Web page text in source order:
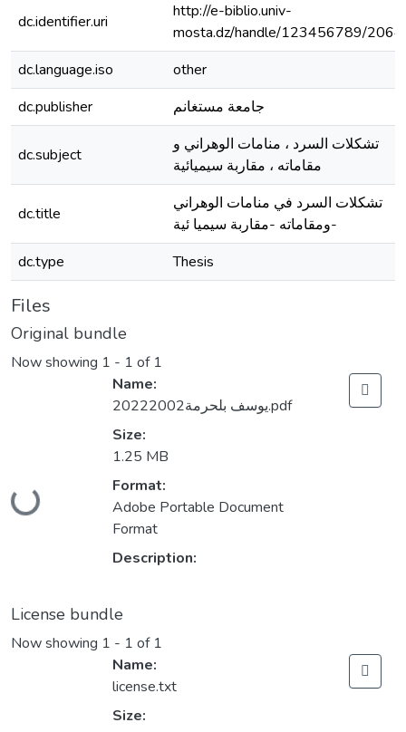
dc.identifier.uri
http://e-biblio.univ-
mosta.dz/handle/123456789/
dc.language.iso
other
dc.publisher
جامعة مستغانم
dc.subject
تشكلات السرد ، منامات الوهراني و
مقاماته ، مقاربة سيميائية
dc.title
تشكلات السرد في منامات الوهراني
ومقاماته -مقاربة سيميا ئية-
dc.type
Thesis
Files
Original bundle
Now showing 1 - 1 of 1
Loading...
Name:
يوسف بلحرمة20222002.pdf
Size:
1.25 MB
Format:
Adobe Portable Document
Format
Description:
License bundle
Now showing 1 - 1 of 1
Name:
license.txt
Size: